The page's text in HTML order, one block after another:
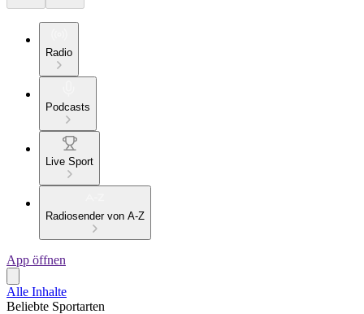
Radio
Podcasts
Live Sport
Radiosender von A-Z
App öffnen
Alle Inhalte
Beliebte Sportarten